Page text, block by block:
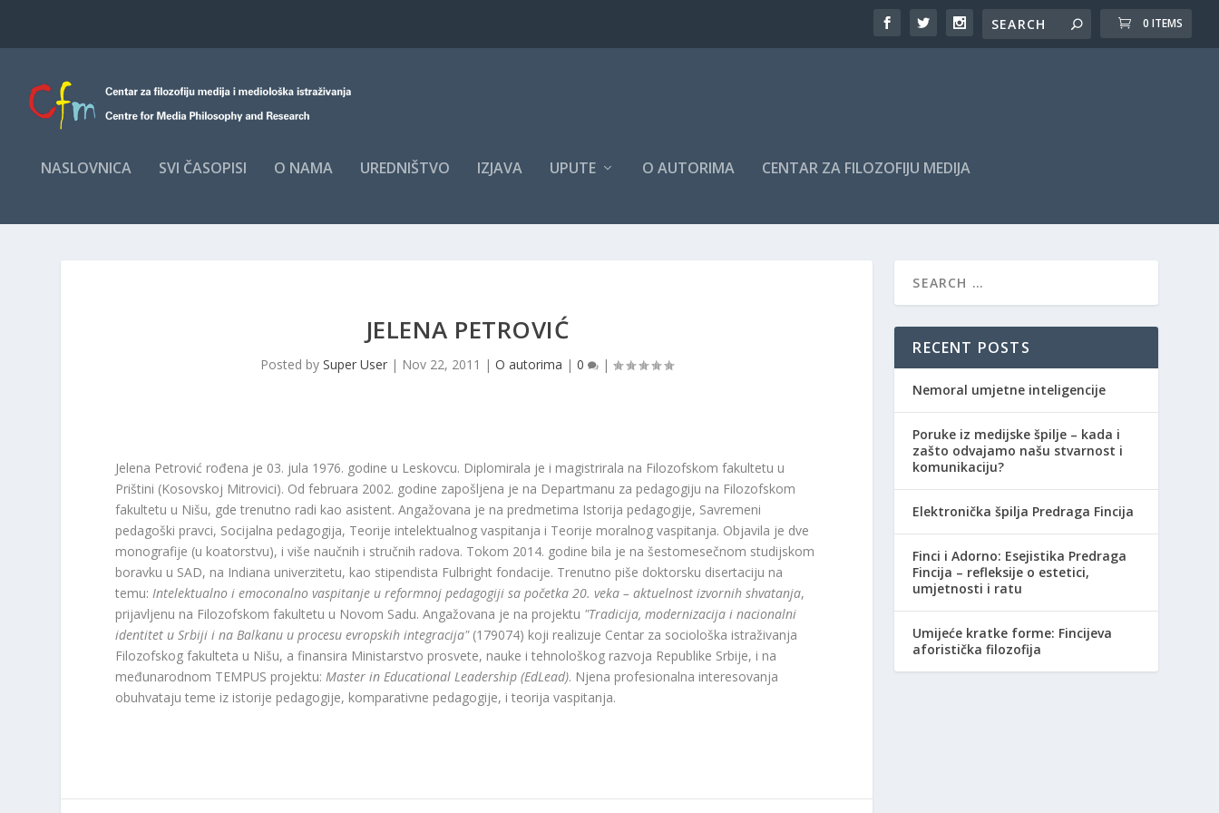
0 ITEMS
NASLOVNICA SVI ČASOPISI O NAMA UREDNIŠTVO IZJAVA UPUTE O AUTORIMA CENTAR ZA FILOZOFIJU MEDIJA
JELENA PETROVIĆ
Posted bySuper User | Nov 22, 2011 |O autorima |0 |
Jelena Petrović rođena je 03. jula 1976. godine u Leskovcu. Diplomirala je i magistrirala na Filozofskom fakultetu u
Prištini (Kosovskoj Mitrovici). Od februara 2002. godine zapošljena je na Departmanu za pedagogiju na Filozofskom
fakultetu u Nišu, gde trenutno radi kao asistent. Angažovana je na predmetima Istorija pedagogije, Savremeni
pedagoški pravci, Socijalna pedagogija, Teorije intelektualnog vaspitanja i Teorije moralnog vaspitanja. Objavila je dve
monografije (u koatorstvu), i više naučnih i stručnih radova. Tokom 2014. godine bila je na šestomesečnom studijskom
boravku u SAD, na Indiana univerzitetu, kao stipendista Fulbright fondacije. Trenutno piše doktorsku disertaciju na
temu:Intelektualno i emoconalno vaspitanje u reformnoj pedagogiji sa početka 20. veka – aktuelnost izvornih shvatanja,
prijavljenu na Filozofskom fakultetu u Novom Sadu. Angažovana je na projektu "Tradicija, modernizacija i nacionalni
identitet u Srbiji i na Balkanu u procesu evropskih integracija"(179074) koji realizuje Centar za sociološka istraživanja
Filozofskog fakulteta u Nišu, a finansira Ministarstvo prosvete, nauke i tehnološkog razvoja Republike Srbije, i na
međunarodnom TEMPUS projektu:Master in Educational Leadership (EdLead). Njena profesionalna interesovanja
obuhvataju teme iz istorije pedagogije, komparativne pedagogije, i teorija vaspitanja.
RECENT POSTS
Nemoral umjetne inteligencije
Poruke iz medijske špilje – kada i
zašto odvajamo našu stvarnost i
komunikaciju?
Elektronička špilja Predraga Fincija
Finci i Adorno: Esejistika Predraga
Fincija – refleksije o estetici,
umjetnosti i ratu
Umijeće kratke forme: Fincijeva
aforistička filozofija